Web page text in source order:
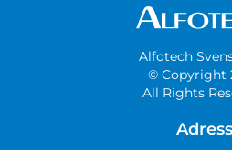
Alfotech
© Copyright
All Rights
Adress